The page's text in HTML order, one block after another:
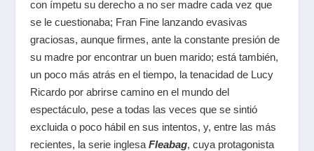
con ímpetu su derecho a no ser madre cada vez que
se le cuestionaba; Fran Fine lanzando evasivas
graciosas, aunque firmes, ante la constante presión de
su madre por encontrar un buen marido; está también,
un poco más atrás en el tiempo, la tenacidad de Lucy
Ricardo por abrirse camino en el mundo del
espectáculo, pese a todas las veces que se sintió
excluida o poco hábil en sus intentos, y, entre las más
recientes, la serie inglesa Fleabag, cuya protagonista